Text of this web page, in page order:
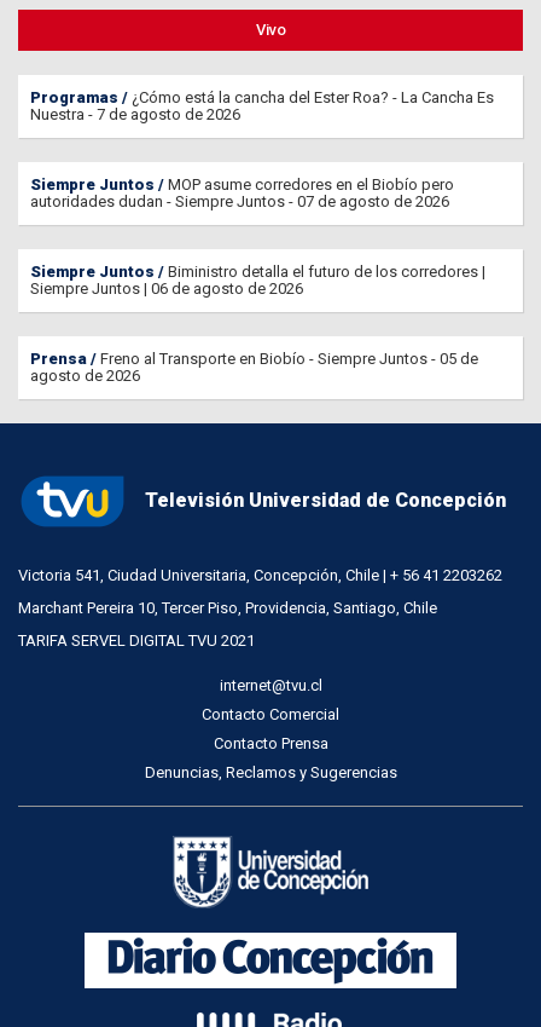
Vivo
Programas
¿Cómo está la cancha del Ester Roa? - La Cancha Es
Nuestra - 7 de agosto de 2026
Siempre Juntos
MOP asume corredores en el Biobío pero
autoridades dudan - Siempre Juntos - 07 de agosto de 2026
Siempre Juntos
Biministro detalla el futuro de los corredores |
Siempre Juntos | 06 de agosto de 2026
Prensa
Freno al Transporte en Biobío - Siempre Juntos - 05 de
agosto de 2026
Televisión Universidad de Concepción
Victoria 541, Ciudad Universitaria, Concepción, Chile | + 56 41 2203262
Marchant Pereira 10, Tercer Piso, Providencia, Santiago, Chile
TARIFA SERVEL DIGITAL TVU 2021
internet@tvu.cl
Contacto Comercial
Contacto Prensa
Denuncias, Reclamos y Sugerencias